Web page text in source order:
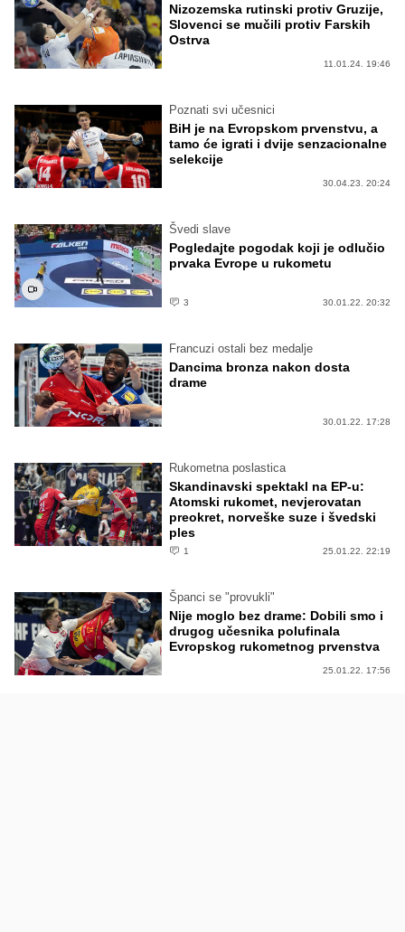
Nizozemska rutinski protiv Gruzije,
Slovenci se mučili protiv Farskih
Ostrva
11.01.24. 19:46
Poznati svi učesnici
BiH je na Evropskom prvenstvu, a
tamo će igrati i dvije senzacionalne
selekcije
30.04.23. 20:24
Švedi slave
Pogledajte pogodak koji je odlučio
prvaka Evrope u rukometu
3 30.01.22. 20:32
Francuzi ostali bez medalje
Dancima bronza nakon dosta
drame
30.01.22. 17:28
Rukometna poslastica
Skandinavski spektakl na EP-u:
Atomski rukomet, nevjerovatan
preokret, norveške suze i švedski
ples
1 25.01.22. 22:19
Španci se "provukli"
Nije moglo bez drame: Dobili smo i
drugog učesnika polufinala
Evropskog rukometnog prvenstva
25.01.22. 17:56